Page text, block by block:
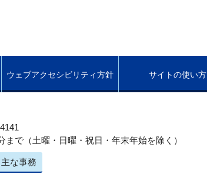
ウェブアクセシビリティ方針 サイトの使い方
で（土曜・日曜・祝日・年末年始を除く）
な事務